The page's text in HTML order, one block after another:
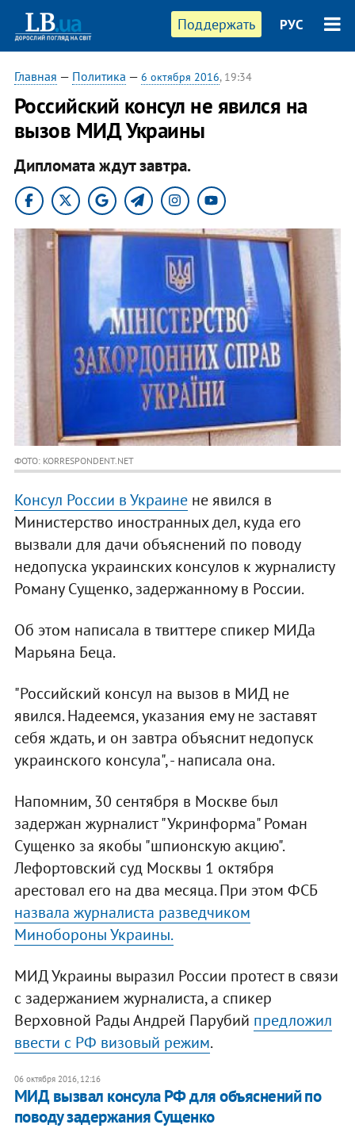
Поддержать РУС
Главная — Политика — 6 октября 2016, 19:34
Российский консул не явился на
вызов МИД Украины
Дипломата ждут завтра.
ФОТО: KORRESPONDENT.NET
Консул России в Украинене явился в
Министерство иностранных дел, куда его
вызвали для дачи объяснений по поводу
недопуска украинских консулов к журналисту
Роману Сущенко, задержанному в России.
Об этом написала в твиттере спикер МИДа
Марьяна Беца.
"Российский консул на вызов в МИД не
явился. Надеемся, указания ему не заставят
себя ждать, и он завтра объяснит недопуск
украинского консула", - написала она.
Напомним, 30 сентября в Москве был
задержан журналист "Укринформа" Роман
Сущенко за якобы "шпионскую акцию".
Лефортовский суд Москвы 1 октября
арестовал его на два месяца. При этом ФСБ
назвала журналиста разведчиком
Минобороны Украины.
МИД Украины выразил России протест в связи
с задержанием журналиста, а спикер
Верховной Рады Андрей Парубий предложил
ввести с РФ визовый режим.
06 октября 2016, 12:16
МИД вызвал консула РФ для объяснений по
поводу задержания Сущенко